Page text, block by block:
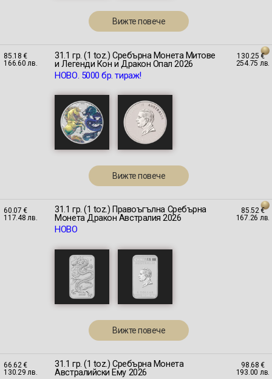
Вижте повече
85.18 €
166.60 лв.
31.1 гр. (1 toz.) Сребърна Монета Митове
и Легенди Кон и Дракон Опал 2026
НОВО. 5000 бр. тираж!
Вижте повече
130.25 €
254.75 лв.
60.07 €
117.48 лв.
31.1 гр. (1 toz.) Правоъгълна Сребърна
Монета Дракон Австралия 2026
НОВО
Вижте повече
85.52 €
167.26 лв.
66.62 €
130.29 лв.
31.1 гр. (1 toz.) Сребърна Монета
Австралийски Ему 2026
98.68 €
193.00 лв.